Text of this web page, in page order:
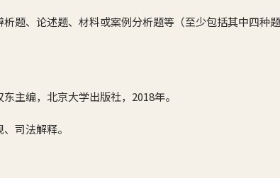
题、论述题、材料或案例分析题等（至少包括其中四种
主编，北京大学出版社，2018年。
司法解释。